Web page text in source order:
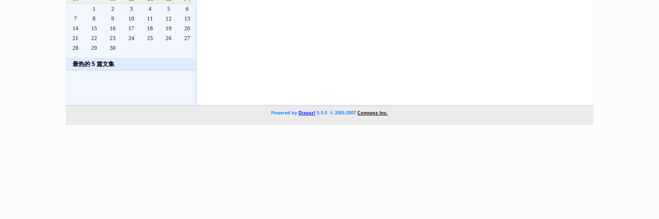
1 2 3 4 5
6
7
8 9 10 11 12
13
14
15 16 17 18 19
20
21
22 23 24 25 26
27
28
29 30
最热的 5 篇文集
Powered by Discuz! 5.5.0 © 2001-2007 Comsenz Inc.